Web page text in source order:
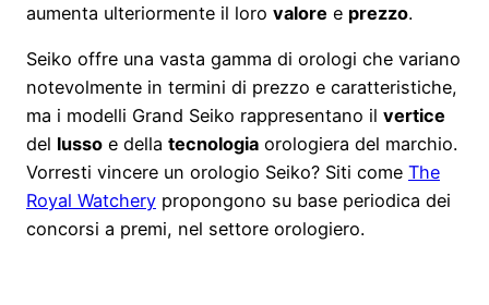
aumenta ulteriormente il loro valore e prezzo.
Seiko offre una vasta gamma di orologi che variano
notevolmente in termini di prezzo e caratteristiche,
ma i modelli Grand Seiko rappresentano il vertice
del lusso e della tecnologia orologiera del marchio.
Vorresti vincere un orologio Seiko? Siti come The
Royal Watchery propongono su base periodica dei
concorsi a premi, nel settore orologiero.